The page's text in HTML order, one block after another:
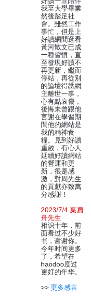
我至大學畢業
然後踏足社
會。雖然工作
事忙，但是上
好讀網閒逛看
黃河散文已成
一種習慣，直
至發現好讀不
再更新，繼而
停站，再從別
的論壇得悉網
主離世一事，
心有點哀傷，
後悔未曾跟他
言謝在學習期
間他的網站是
我的精神食
糧。見到好讀
重啟，有心人
延續好讀網站
的營運和更
新，很是感
激，對周先生
的貢獻亦致萬
分感謝！
2023/7/4 葉扁
舟先生
相识十年，前
面看过不少好
书，谢谢你。
今年时间更多
了，希望在
haodoo度过
更好的年华。
>> 更多感言